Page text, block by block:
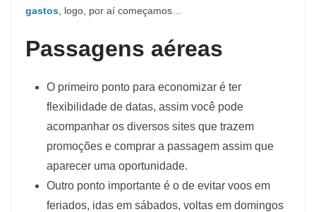
gastos , logo, por aí começamos…
Passagens aéreas
O primeiro ponto para economizar é ter
flexibilidade de datas, assim você pode
acompanhar os diversos sites que trazem
promoções e comprar a passagem assim que
aparecer uma oportunidade.
Outro ponto importante é o de evitar voos em
feriados, idas em sábados, voltas em domingos